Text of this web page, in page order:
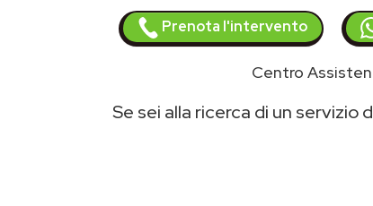
Prenota l'intervento
Centro
Se sei alla ricerca di un servizio